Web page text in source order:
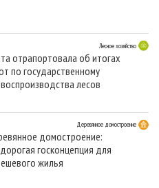
Лесное хозяйство
отрапортовала об итогах
по государственному
лесов
Деревянное домостроение
домостроение:
госконцепция для
жилья